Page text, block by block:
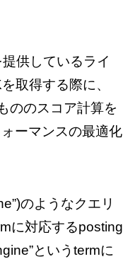
供しているライ
取得する際に、
ののスコア計算を
ーマンスの最適化
のようなクエリ
に対応するposting
というtermに